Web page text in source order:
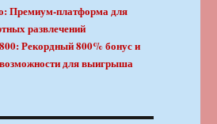
Премиум-платформа для
развлечений
Рекордный 800% бонус и
для выигрыша